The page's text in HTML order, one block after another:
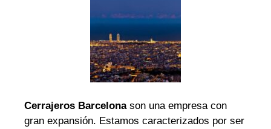
Cerrajeros Barcelonason una empresa con
gran expansión. Estamos caracterizados por ser